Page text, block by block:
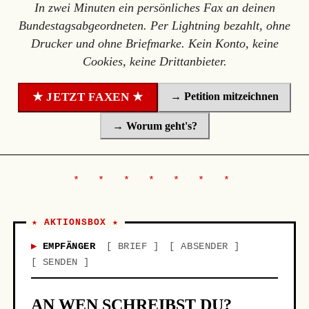
In zwei Minuten ein persönliches Fax an deinen
Bundestagsabgeordneten. Per Lightning bezahlt, ohne
Drucker und ohne Briefmarke. Kein Konto, keine
Cookies, keine Drittanbieter.
★ JETZT FAXEN ★ → Petition mitzeichnen
→ Worum geht's?
★ AKTIONSBOX ★
EMPFÄNGER BRIEF
ABSENDER
SENDEN
AN WEN SCHREIBST DU?